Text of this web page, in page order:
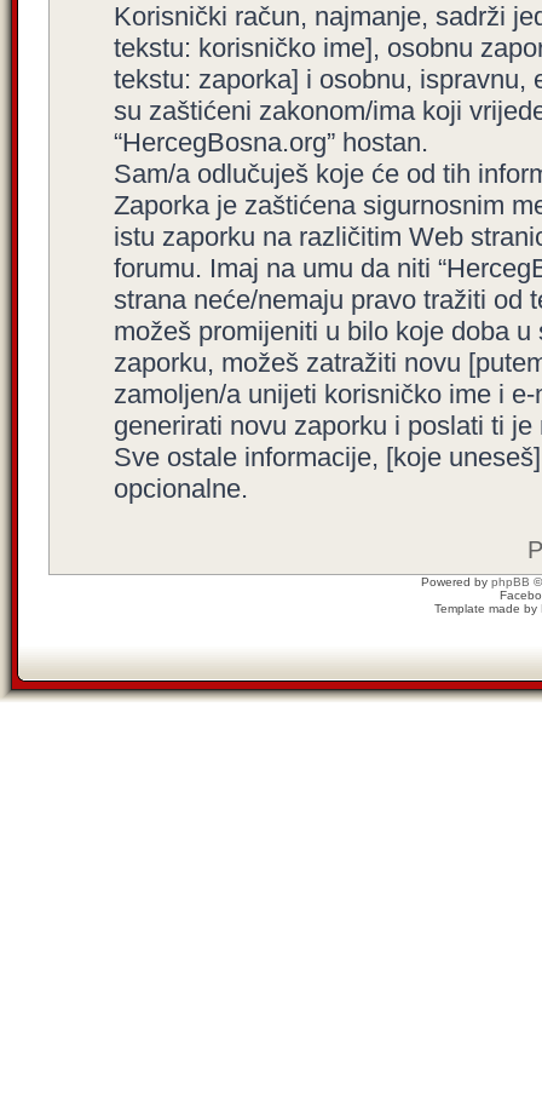
Korisnički račun, najmanje, sadrži
tekstu: korisničko ime], osobnu
tekstu: zaporka] i osobnu, ispravnu,
su zaštićeni zakonom/ima koji
“HercegBosna.org” hostan.
Sam/a odlučuješ koje će od tih
Zaporka je zaštićena sigurnosnim
istu zaporku na različitim Web
forumu. Imaj na umu da niti
strana neće/nemaju pravo tražiti od
možeš promijeniti u bilo koje doba
zaporku, možeš zatražiti novu
zamoljen/a unijeti korisničko ime i
generirati novu zaporku i poslati ti je
Sve ostale informacije, [koje
opcionalne.
Powered by phpBB
Template made by